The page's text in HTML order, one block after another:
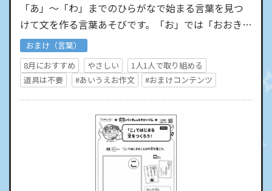
「あ」～「わ」までのひらがなで始まる言葉を見つ
けて文を作る言葉あそびです。「お」では「おおきい
おにぎりはおいしいな」といった文を作ったり、
「し」では「しかにし…
おまけ（言葉）
8月におすすめ
やさしい
1人1人で取り組める
道具は不要
#あいうえお作文 #おまけコンテンツ